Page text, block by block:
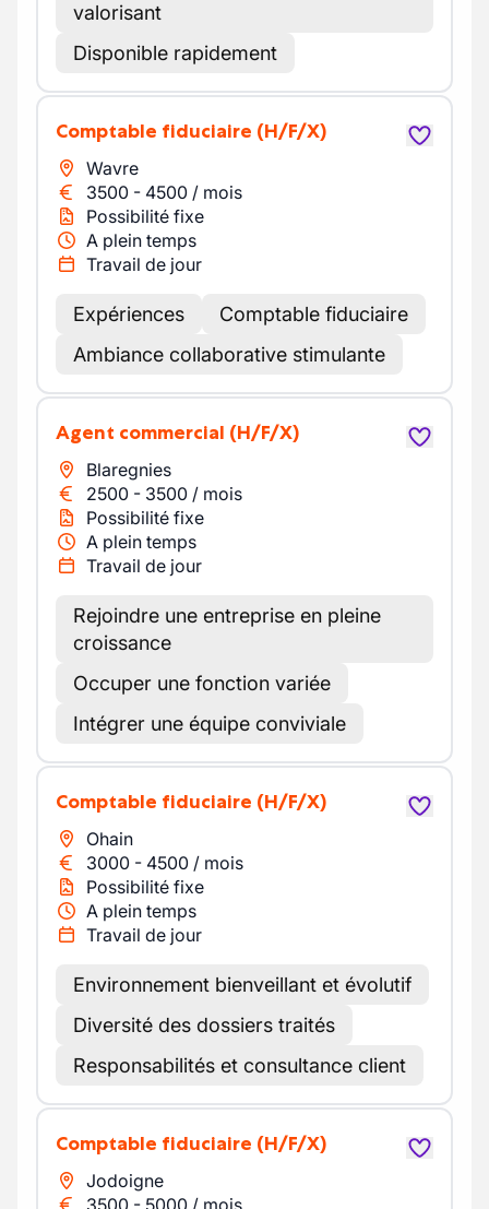
valorisant
Disponible rapidement
Comptable fiduciaire (H/F/X)
Wavre
3500 - 4500 / mois
Possibilité fixe
A plein temps
Travail de jour
Expériences
Comptable fiduciaire
Ambiance collaborative stimulante
Agent commercial (H/F/X)
Blaregnies
2500 - 3500 / mois
Possibilité fixe
A plein temps
Travail de jour
Rejoindre une entreprise en pleine
croissance
Occuper une fonction variée
Intégrer une équipe conviviale
Comptable fiduciaire (H/F/X)
Ohain
3000 - 4500 / mois
Possibilité fixe
A plein temps
Travail de jour
Environnement bienveillant et évolutif
Diversité des dossiers traités
Responsabilités et consultance client
Comptable fiduciaire (H/F/X)
Jodoigne
3500 - 5000 / mois